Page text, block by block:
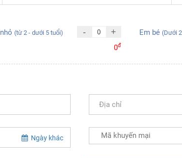
(từ 2 - dưới 5 tuổi) - +
0đ
Em bé (Dưới
Ngày khác